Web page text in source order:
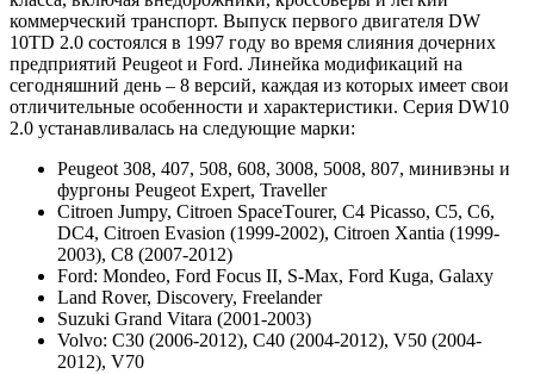
коммерческий транспорт. Выпуск первого двигателя DW
10TD 2.0 состоялся в 1997 году во время слияния дочерних
предприятий Pеugeot и Ford. Линейка модификаций на
сегодняшний день – 8 версий, каждая из которых имеет свои
отличительные особенности и характеристики. Серия DW10
2.0 устанавливалась на следующие марки:
Peugeot 308, 407, 508, 608, 3008, 5008, 807, минивэны и
фургоны Peugeot Expert, Traveller
Citroen Jumpy, Citroen SpaceТourer, C4 Picasso, С5, С6,
DC4, Citroen Evasion (1999-2002), Citroen Xantia (1999-
2003), C8 (2007-2012)
Fоrd: Mоndео, Ford Focus II, S-Mаx, Fоrd Кugа, Gаlаxy
Land Rover, Discovery, Freelander
Suzuki Grand Vitara (2001-2003)
Volvo: C30 (2006-2012), С40 (2004-2012), V50 (2004-
2012), V70